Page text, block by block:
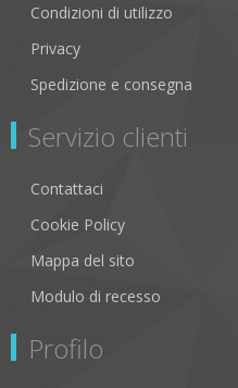
Condizioni di utilizzo
Privacy
Spedizione e consegna
Servizio clienti
Contattaci
Cookie Policy
Mappa del sito
Modulo di recesso
Profilo